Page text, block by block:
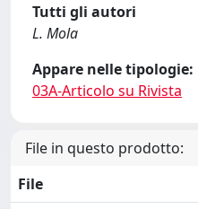
Tutti gli autori
L. Mola
Appare nelle tipologie:
03A-Articolo su Rivista
File in questo prodotto:
File